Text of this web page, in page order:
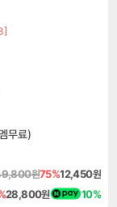
무료)
원75%12,450원
28,800원 10%